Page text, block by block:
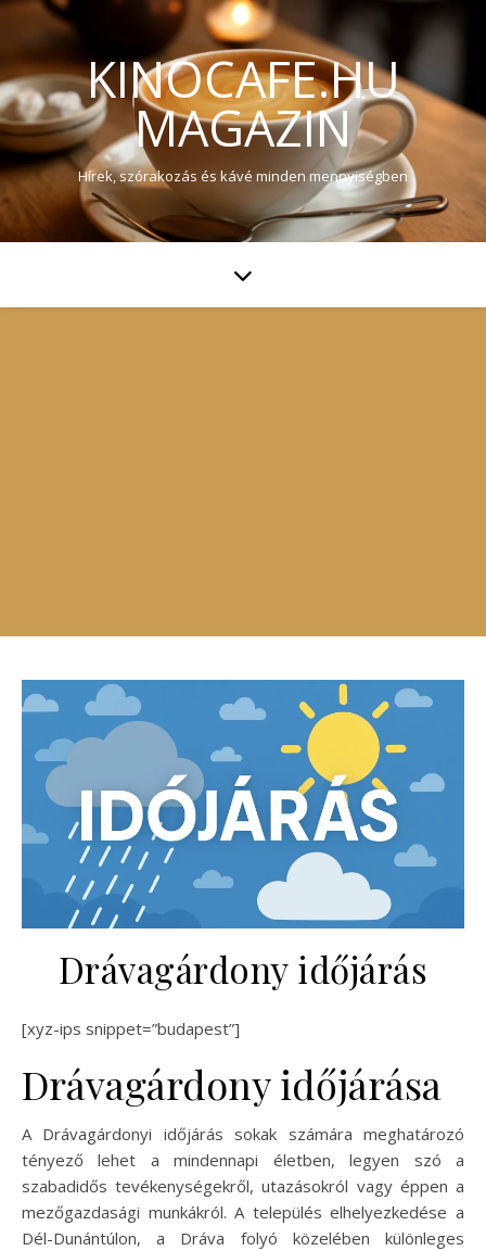
KINOCAFE.HU
MAGAZIN
Hírek, szórakozás és kávé minden mennyiségben
Drávagárdony időjárás
[xyz-ips snippet=”budapest”]
Drávagárdony időjárása
A Drávagárdonyi időjárás sokak számára meghatározó
tényező lehet a mindennapi életben, legyen szó a
szabadidős tevékenységekről, utazásokról vagy éppen a
mezőgazdasági munkákról. A település elhelyezkedése a
Dél-Dunántúlon, a Dráva folyó közelében különleges